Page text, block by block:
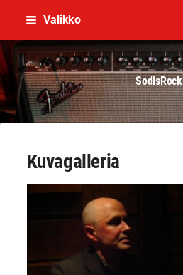
Siirry
sisältöön
Valikko
SodisRock
Kuvagalleria